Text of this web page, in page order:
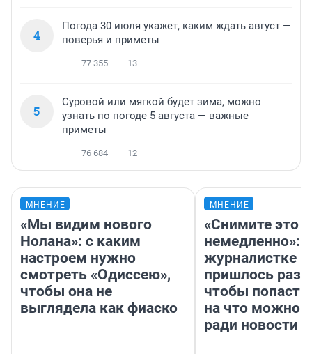
4
Погода 30 июля укажет, каким ждать август —
поверья и приметы
77 355 13
5
Суровой или мягкой будет зима, можно
узнать по погоде 5 августа — важные
приметы
76 684 12
МНЕНИЕ
«Мы видим нового
Нолана»: с каким
настроем нужно
смотреть «Одиссею»,
чтобы она не
выглядела как фиаско
МНЕНИЕ
«Снимите это
немедленно»:
журналистке
пришлось
чтобы попасть
на что можно
ради новости